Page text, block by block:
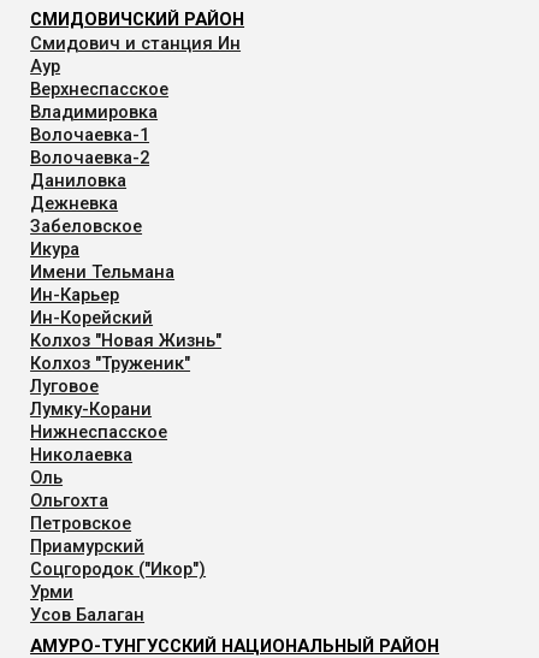
СМИДОВИЧСКИЙ РАЙОН
Смидович и станция Ин
Аур
Верхнеспасское
Владимировка
Волочаевка-1
Волочаевка-2
Даниловка
Дежневка
Забеловское
Икура
Имени Тельмана
Ин-Карьер
Ин-Корейский
Колхоз "Новая Жизнь"
Колхоз "Труженик"
Луговое
Лумку-Корани
Нижнеспасское
Николаевка
Оль
Ольгохта
Петровское
Приамурский
Соцгородок ("Икор")
Урми
Усов Балаган
АМУРО-ТУНГУССКИЙ НАЦИОНАЛЬНЫЙ РАЙОН